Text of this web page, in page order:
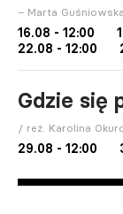
– Marta
16.08 - 12:00
22.08 - 12:00
Gdzie się
/ reż. Karolina
29.08 - 12:00